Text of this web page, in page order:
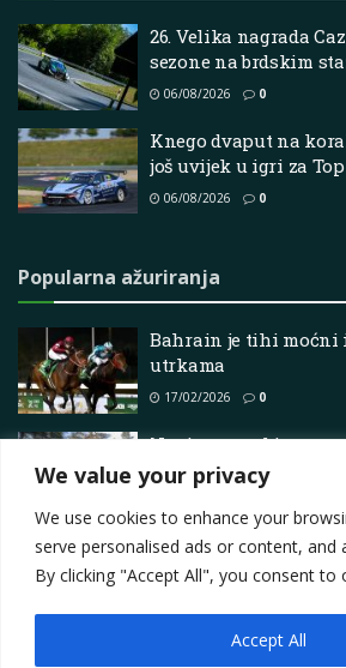
We value your privacy
We use cookies to enhance your
serve personalised ads or content, and
By clicking "Accept All", you consent to
Accept All
26. Velika nagrada
sezone na brdskim
06/08/2026 0
Knego dvaput na
još uvijek u igri za
06/08/2026 0
Popularna ažuriranja
Bahrain je tihi moćni
utrkama
17/02/2026 0
Novi pogonski
legendarni SUV
Contact